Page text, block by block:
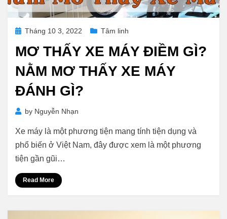
Posted
Tháng 10 3, 2022 Tâm linh
MƠ THẤY XE MÁY ĐIỀM GÌ?
NẰM MƠ THẤY XE MÁY
ĐÁNH GÌ?
by Nguyễn Nhạn
Xe máy là một phương tiện mang tính tiện dụng và
phổ biến ở Việt Nam, đây được xem là một phương
tiện gần gũi…
Read More